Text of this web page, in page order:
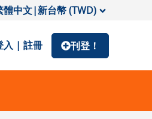
體中文|新台幣 (TWD)
入 | 註冊 刊登！